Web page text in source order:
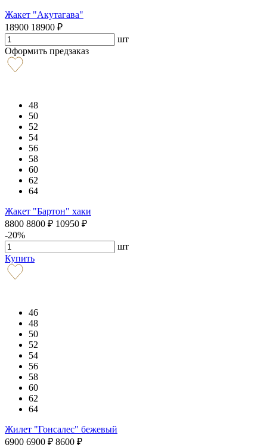
Жакет "Акутагава"
18900 18900 ₽
шт
Оформить предзаказ
48
50
52
54
56
58
60
62
64
Жакет "Бартон" хаки
8800 8800 ₽ 10950 ₽
-20%
шт
Купить
46
48
50
52
54
56
58
60
62
64
Жилет "Гонсалес" бежевый
6900 6900 ₽ 8600 ₽